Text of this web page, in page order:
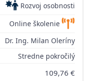
Rozvoj osobnosti
Online školenie
Dr. Ing. Milan Oleríny
Stredne pokročilý
109,76 €